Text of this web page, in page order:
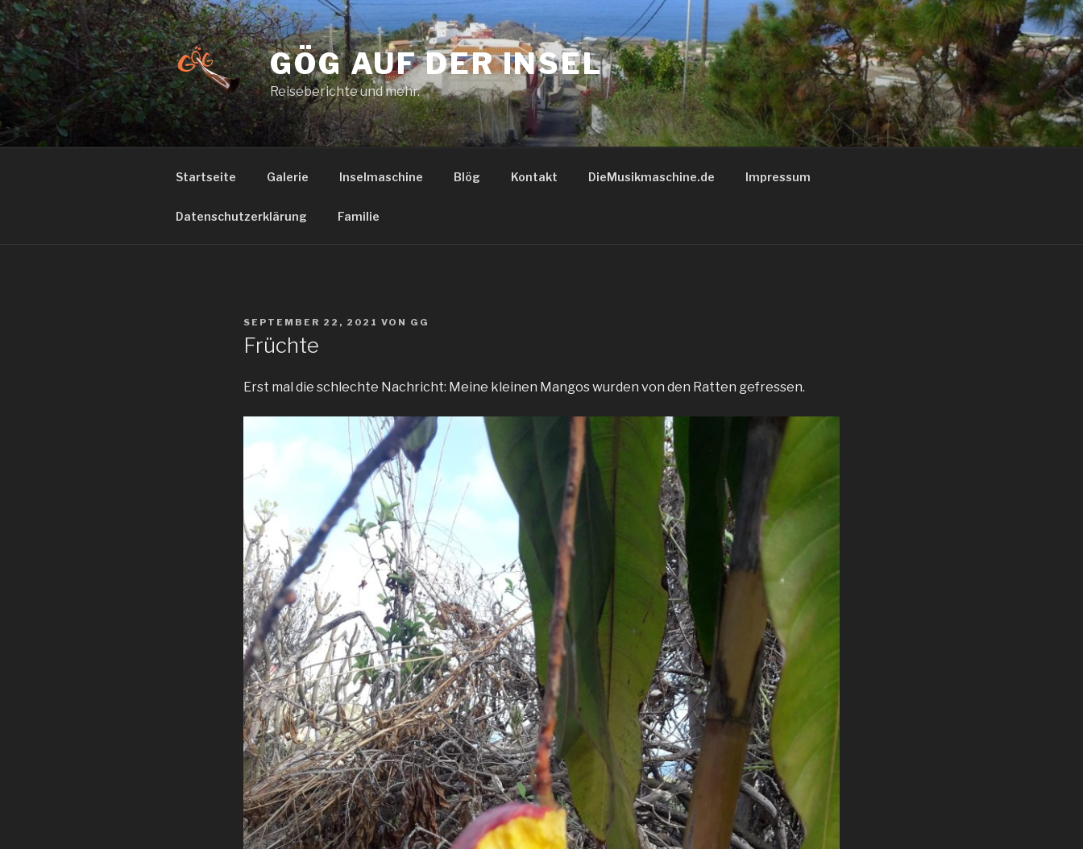
Zum
Inhalt
springen
GÖG AUF DER INSEL
Reiseberichte und mehr.
Startseite Galerie Inselmaschine Blög Kontakt DieMusikmaschine.de Impressum
Datenschutzerklärung Familie
VERÖFFENTLICHT
SEPTEMBER 22, 2021 VON GG
Früchte
Erst mal die schlechte Nachricht: Meine kleinen Mangos wurden von den Ratten gefressen.